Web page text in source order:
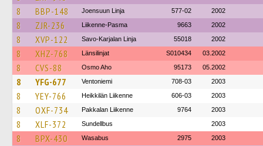
8 BBP-148 Joensuun Linja 577-02 2002
8 ZJR-236 Liikenne-Pasma 9663 2002
8 XVP-122 Savo-Karjalan Linja 55018 2002
8 XHZ-768 Länsilinjat S010434 03.2002
8 CVS-88 Osmo Aho 95173 05.2002
8 YFG-677 Ventoniemi 708-03 2003
8 YEY-766 Heikkilän Liikenne 606-03 2003
8 OXF-734 Pakkalan Liikenne 9764 2003
8 XLF-372 Sundellbus 2003
8 BPX-430 Wasabus 2975 2003